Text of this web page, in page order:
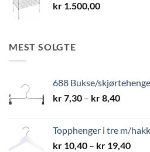
kr 1.500,00
MEST SOLGTE
688 Bukse/
kr7,30 – kr8,40
kr 8,40
Topphenger i tre m/
kr 10,40 – kr 19,40